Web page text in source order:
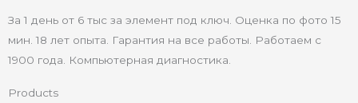
За 1 день от 6 тыс за элемент под ключ. Оценка по фото 15
мин. 18 лет опыта. Гарантия на все работы. Работаем с
1900 года. Компьютерная диагностика.
Products